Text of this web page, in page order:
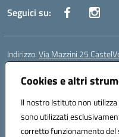
Cookies e altri
Il nostro Istituto non
sono utilizzati
corretto funzionamento del
Seguici su:
Indirizzo:Via Mazzini 25
Centralino:
Posta elettronica certificata
Codice fiscale: 93063510619
Codice meccanografico:
Codice Indice delle Pubbliche